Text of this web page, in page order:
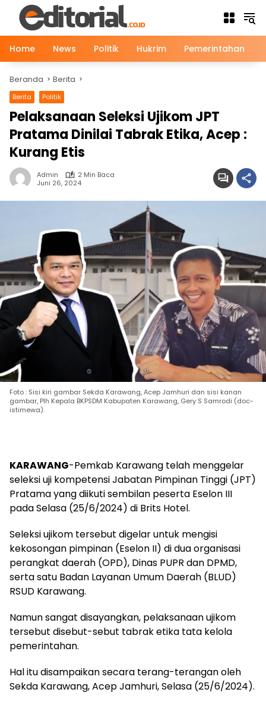
Langsung
konten
Home
News Politik Hukrim Pemerintahan
Beranda Berita
Berita Politik
Pelaksanaan Seleksi Ujikom JPT
Pratama Dinilai Tabrak Etika, Acep :
Kurang Etis
Admin
2 Min Baca
Juni 26, 2024
Foto : Sisi kiri gambar Sekda Karawang, Acep Jamhuri dan sisi kanan
gambar, Plh Kepala BKPSDM Kabupaten Karawang, Gery S Samrodi (doc-
istimewa).
KARAWANG-Pemkab Karawang telah menggelar
seleksi uji kompetensi Jabatan Pimpinan Tinggi (JPT)
Pratama yang diikuti sembilan peserta Eselon III
pada Selasa (25/6/2024) di Brits Hotel.
Seleksi ujikom tersebut digelar untuk mengisi
kekosongan pimpinan (Eselon II) di dua organisasi
perangkat daerah (OPD), Dinas PUPR dan DPMD,
serta satu Badan Layanan Umum Daerah (BLUD)
RSUD Karawang.
Namun sangat disayangkan, pelaksanaan ujikom
tersebut disebut-sebut tabrak etika tata kelola
pemerintahan.
Hal itu disampaikan secara terang-terangan oleh
Sekda Karawang, Acep Jamhuri, Selasa (25/6/2024).